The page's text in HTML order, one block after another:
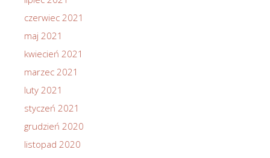
czerwiec 2021
maj 2021
kwiecień 2021
marzec 2021
luty 2021
styczeń 2021
grudzień 2020
listopad 2020